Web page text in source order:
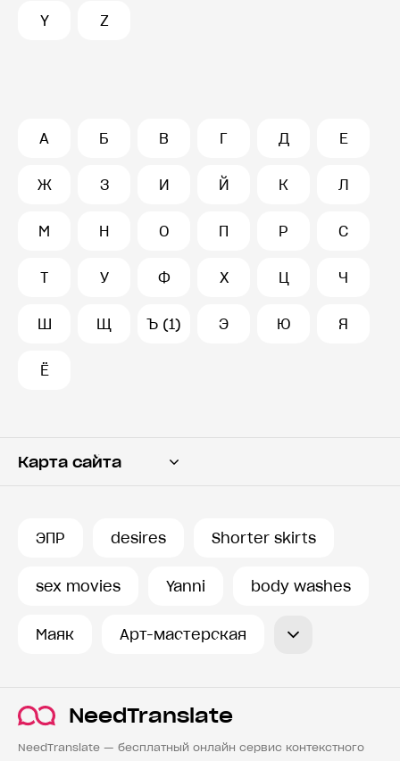
Y Z
А Б В Г Д Е
Ж З И Й К Л
М Н О П Р С
Т У Ф Х Ц Ч
Ш Щ Ъ (1) Э Ю Я
Ё
Карта сайта
ЭПР desires Shorter skirts
sex movies Yanni body washes
Маяк Арт-мастерская
NeedTranslate
NeedTranslate — бесплатный онлайн сервис контекстного